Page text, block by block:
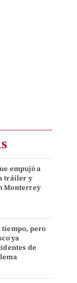
empujó a
tráiler y
Monterrey
tiempo, pero
ya
de